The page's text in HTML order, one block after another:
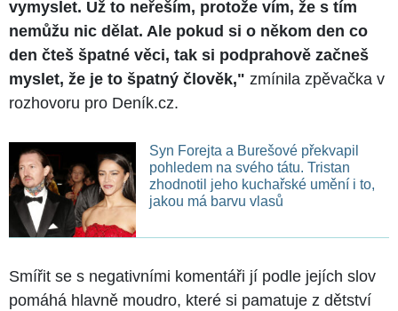
vymyslet. Už to neřeším, protože vím, že s tím
nemůžu nic dělat. Ale pokud si o někom den co
den čteš špatné věci, tak si podprahově začneš
myslet, že je to špatný člověk," zmínila zpěvačka v
rozhovoru pro Deník.cz.
Syn Forejta a Burešové překvapil
pohledem na svého tátu. Tristan
zhodnotil jeho kuchařské umění i to,
jakou má barvu vlasů
Smířit se s negativními komentáři jí podle jejích slov
pomáhá hlavně moudro, které si pamatuje z dětství